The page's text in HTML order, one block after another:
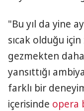
"Bu yıl da yine
sıcak olduğu
gezmekten
yansıttığı
farklı bir
içerisinde opera